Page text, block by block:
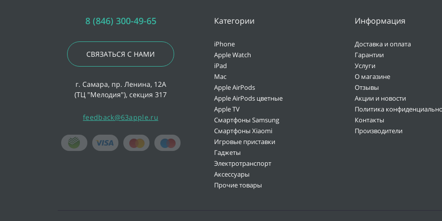
8 (846) 300-49-65
СВЯЗАТЬСЯ С НАМИ
г. Самара, пр. Ленина, 12А
(ТЦ "Мелодия"), секция 317
feedback@63apple.ru
Категории
iPhone
Apple Watch
iPad
Mac
Apple AirPods
Apple AirPods цветные
Apple TV
Смартфоны Samsung
Смартфоны Xiaomi
Игровые приставки
Гаджеты
Электротранспорт
Аксессуары
Прочие товары
Информация
Доставка и оплата
Гарантии
Услуги
О магазине
Отзывы
Акции и новости
Политика
Контакты
Производители